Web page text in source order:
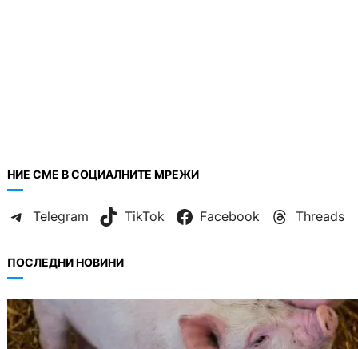
НИЕ СМЕ В СОЦИАЛНИТЕ МРЕЖИ
Telegram TikTok Facebook Threads
ПОСЛЕДНИ НОВИНИ
Тревога във Варненско: Африканска чума
по свинете е открита край Гроздьово.